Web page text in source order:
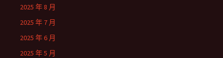
2025 年 8 月
2025 年 7 月
2025 年 6 月
2025 年 5 月